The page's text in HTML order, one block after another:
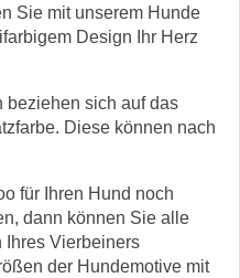
Sie mit unserem Hunde
Design Ihr Herz
beziehen sich auf das
Diese können nach
für Ihren Hund noch
dann können Sie alle
Ihres Vierbeiners
der Hundemotive mit